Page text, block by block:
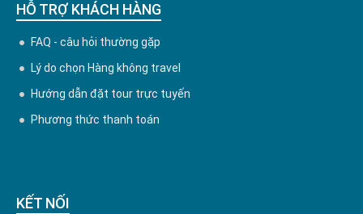
HỖ TRỢ KHÁCH HÀNG
FAQ - câu hỏi thường gặp
Lý do chọn Hàng không travel
Hướng dẫn đặt tour trực tuyến
Phương thức thanh toán
KẾT NỐI